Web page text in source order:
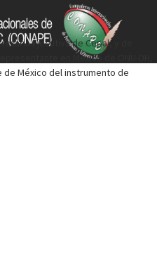
Ejecutiva de Cepal, y de
en México de ONU-DH,
México del instrumento de